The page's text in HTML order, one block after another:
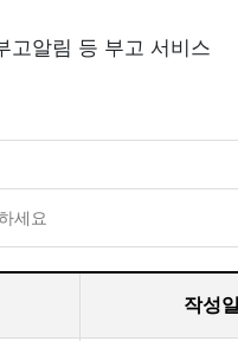
고알림 등 부고 서비스
작성일